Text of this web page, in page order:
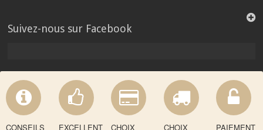
Suivez-nous sur Facebook
CONSEILS EXCELLENT CHOIX CHOIX PAIEMENT